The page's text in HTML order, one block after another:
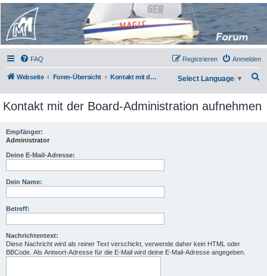
Micro Magic Forum
Deutschland
FAQ Anmelden
Registrieren
Webseite Foren-Übersicht Kontakt mit der Board-Administration aufnehmen
c
Select Language ▼
Kontakt mit der Board-Administration aufnehmen
Empfänger:
Administrator
Deine E-Mail-Adresse:
Dein Name:
Betreff:
Nachrichtentext:
Diese Nachricht wird als reiner Text verschickt, verwende daher kein HTML oder
BBCode. Als Antwort-Adresse für die E-Mail wird deine E-Mail-Adresse angegeben.